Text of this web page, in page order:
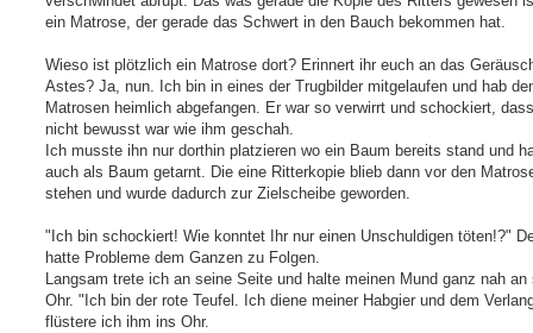
ein Matrose, der gerade das Schwert in den Bauch bekommen hat.
Wieso ist plötzlich ein Matrose dort? Erinnert ihr euch an das
Astes? Ja, nun. Ich bin in eines der Trugbilder mitgelaufen und hab
Matrosen heimlich abgefangen. Er war so verwirrt und schockiert,
nicht bewusst war wie ihm geschah.
Ich musste ihn nur dorthin platzieren wo ein Baum bereits stand und
auch als Baum getarnt. Die eine Ritterkopie blieb dann vor den
stehen und wurde dadurch zur Zielscheibe geworden.
"Ich bin schockiert! Wie konntet Ihr nur einen Unschuldigen töten!?"
hatte Probleme dem Ganzen zu Folgen.
Langsam trete ich an seine Seite und halte meinen Mund ganz nah an
Ohr. "Ich bin der rote Teufel. Ich diene meiner Habgier und dem
flüstere ich ihm ins Ohr.